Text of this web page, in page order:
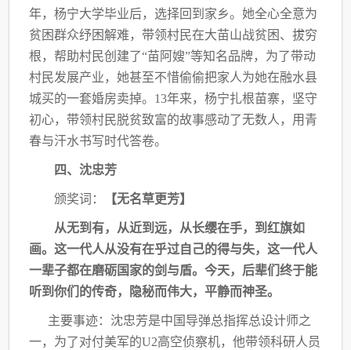
年，杨宁大学毕业后，选择回到家乡。她全心全意为
贫困群众纾困解难，带领村民在大苗山战贫困、拔穷
根，帮助村民创建了“苗 阿嫂”等知名品牌，为了带动
村民发展产业，她甚至不惜偷偷把家人为她在融水县
城买的一套婚房卖掉。13年来，杨宁扎根苗寨，坚守
初心，带领村民脱贫致富的故事感动了无数人， 用青
春与汗水书写时代答卷。
四、沈忠芳
颁奖词： 【无名草更芳】
从无到有，从近到远，从长缨在手，到红旗如
画。这一代人从没有在乎过自己的得与失，这一代人
一辈子都在磨砺国家的剑与盾。今天，后辈们终于能
听到你们的传奇，隐秘而伟大，平静而神圣。
主要事迹：沈忠芳是中国导弹总指挥总设计师之
一，为了对付美军的U2高空侦察机，他带领科研人员